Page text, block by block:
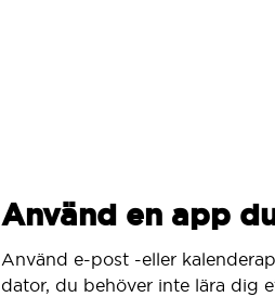
Använd en app
Använd e-post -eller
dator, du behöver inte lära dig